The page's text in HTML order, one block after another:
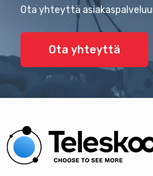
Ota yhteyttä
Ota yhteyttä